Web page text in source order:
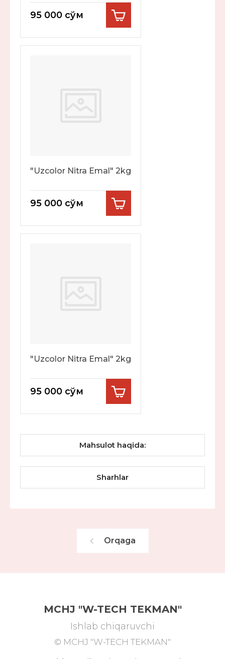
95 000 сўм
"Uzcolor Nitra Emal" 2kg
95 000 сўм
"Uzcolor Nitra Emal" 2kg
95 000 сўм
Mahsulot haqida:
Sharhlar
Orqaga
MCHJ "W-TECH TEKMAN"
Ishlab chiqaruvchi
© MCHJ "W-TECH TEKMAN"